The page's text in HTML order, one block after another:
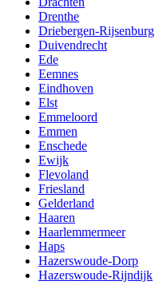
Drenthe
Driebergen-Rijsenburg
Duivendrecht
Ede
Eemnes
Eindhoven
Elst
Emmeloord
Emmen
Enschede
Ewijk
Flevoland
Friesland
Gelderland
Haaren
Haarlemmermeer
Haps
Hazerswoude-Dorp
Hazerswoude-Rijndijk